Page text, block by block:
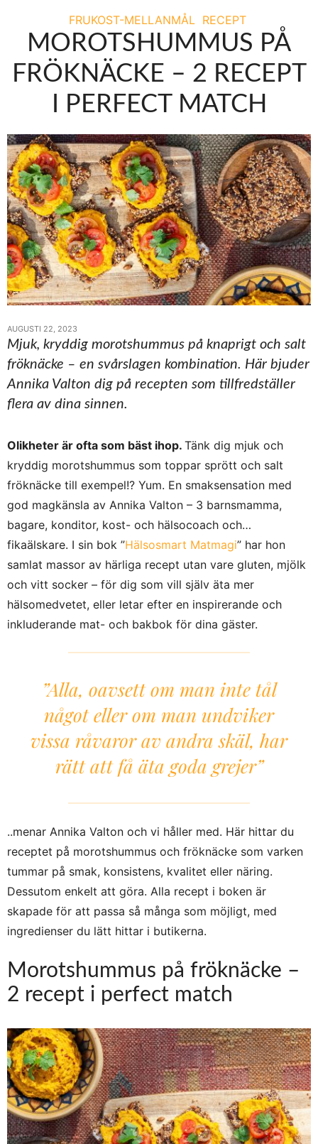
FRUKOST-MELLANMÅL RECEPT
MOROTSHUMMUS PÅ
FRÖKNÄCKE – 2 RECEPT
I PERFECT MATCH
AUGUSTI 22, 2023
Mjuk, kryddig morotshummus på knaprigt och salt
fröknäcke – en svårslagen kombination. Här bjuder
Annika Valton dig på recepten som tillfredställer
flera av dina sinnen.
Olikheter är ofta som bäst ihop. Tänk dig mjuk och
kryddig morotshummus som toppar sprött och salt
fröknäcke till exempel!? Yum. En smaksensation med
god magkänsla av Annika Valton – 3 barnsmamma,
bagare, konditor, kost- och hälsocoach och…
fikaälskare. I sin bok ”Hälsosmart Matmagi” har hon
samlat massor av härliga recept utan vare gluten, mjölk
och vitt socker – för dig som vill själv äta mer
hälsomedvetet, eller letar efter en inspirerande och
inkluderande mat- och bakbok för dina gäster.
”Alla, oavsett om man inte tål
något eller om man undviker
vissa råvaror av andra skäl, har
rätt att få äta goda grejer”
..menar Annika Valton och vi håller med. Här hittar du
receptet på morotshummus och fröknäcke som varken
tummar på smak, konsistens, kvalitet eller näring.
Dessutom enkelt att göra. Alla recept i boken är
skapade för att passa så många som möjligt, med
ingredienser du lätt hittar i butikerna.
Morotshummus på fröknäcke –
2 recept i perfect match